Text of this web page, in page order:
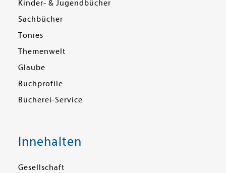
Kinder- & Jugendbücher
Sachbücher
Tonies
Themenwelt
Glaube
Buchprofile
Bücherei-Service
Innehalten
Gesellschaft